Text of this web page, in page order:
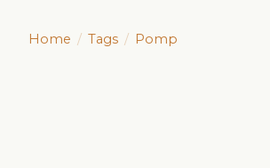
Home / Tags / Pomp